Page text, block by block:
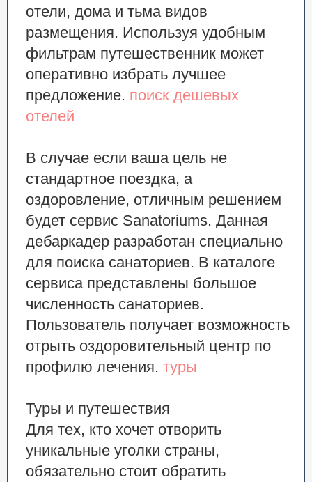
отели, дома и тьма видов
размещения. Используя удобным
фильтрам путешественник может
оперативно избрать лучшее
предложение. поиск дешевых
отелей
В случае если ваша цель не
стандартное поездка, а
оздоровление, отличным решением
будет сервис Sanatoriums. Данная
дебаркадер разработан специально
для поиска санаториев. В каталоге
сервиса представлены большое
численность санаториев.
Пользователь получает возможность
отрыть оздоровительный центр по
профилю лечения. туры
Туры и путешествия
Для тех, кто хочет отворить
уникальные уголки страны,
обязательно стоит обратить